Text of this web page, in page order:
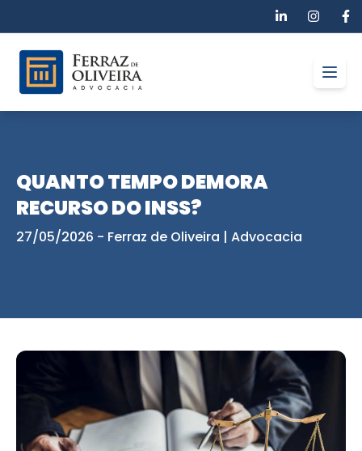
QUANTO TEMPO DEMORA
RECURSO DO INSS?
27/05/2026 - Ferraz de Oliveira | Advocacia